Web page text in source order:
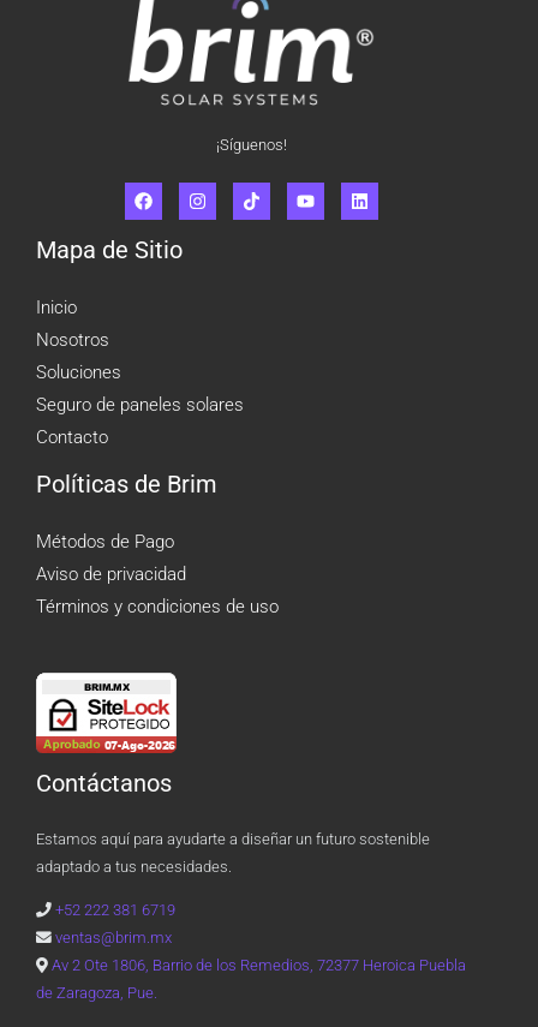
¡Síguenos!
Mapa de Sitio
Inicio
Nosotros
Soluciones
Seguro de paneles solares
Contacto
Políticas de Brim
Métodos de Pago
Aviso de privacidad
Términos y condiciones de uso
Contáctanos
Estamos aquí para ayudarte a diseñar un futuro sostenible
adaptado a tus necesidades.
+52 222 381 6719
ventas@brim.mx
Av 2 Ote 1806, Barrio de los Remedios, 72377 Heroica Puebla
de Zaragoza, Pue.